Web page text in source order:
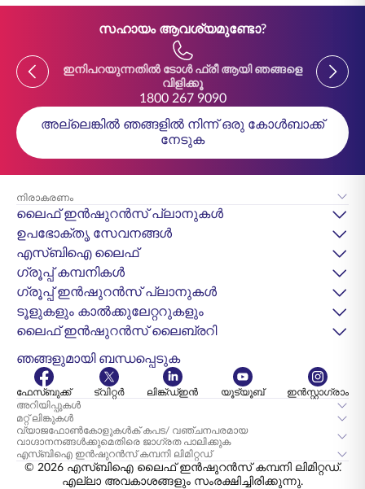
സഹായം ആവശ്യമുണ്ടോ?
Previousഇനിപറയുന്നതിൽ ടോൾ ഫ്രീ ആയി ഞങ്ങളെ
വിളിക്കൂ
1800 267 9090
Previous
അല്ലെങ്കിൽ ഞങ്ങളിൽ നിന്ന് ഒരു കോൾബാക്ക്
നേടുക
നിരാകരണം
ലൈഫ് ഇൻഷുറൻസ് പ്ലാനുകൾ
ഉപഭോക്തൃ സേവനങ്ങൾ
എസ്‌ബിഐ ലൈഫ്
ഗ്രൂപ്പ് കമ്പനികൾ
ഗ്രൂപ്പ് ഇൻഷുറൻസ് പ്ലാനുകൾ
ടൂളുകളും കാൽക്കുലേറ്ററുകളും
ലൈഫ് ഇൻഷുറൻസ് ലൈബ്രറി
ഞങ്ങളുമായി ബന്ധപ്പെടുക
ഫേസ്ബുക്ക് ട്വിറ്റർ ലിങ്ക്ഡ്ഇൻ യൂട്യൂബ്
ഇൻസ്റ്റാഗ്രാം
അറിയിപ്പുകൾ
മറ്റ് ലിങ്കുകൾ
വ്യാജഫോൺകോളുകൾക് കപട/ വഞ്ചനപരമായ
വാഗ്ദാനനങ്ങൾക്കുമെതിരെ ജാഗ്രത പാലിക്കുക
എസ്‌ബി‌ഐ ഇൻഷുറൻസ് കമ്പനി ലിമിറ്റഡ്
© 2026 എസ്‌ബിഐ ലൈഫ് ഇൻഷുറൻസ് കമ്പനി ലിമിറ്റഡ്.
എല്ലാ അവകാശങ്ങളും സംരക്ഷിച്ചിരിക്കുന്നു.